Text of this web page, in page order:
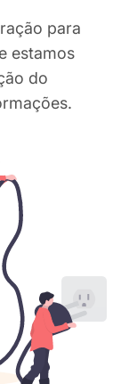
para
estamos
do